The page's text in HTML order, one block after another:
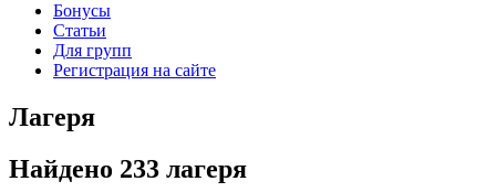
Бонусы
Статьи
Для групп
Регистрация на сайте
Лагеря
Найдено 233 лагеря